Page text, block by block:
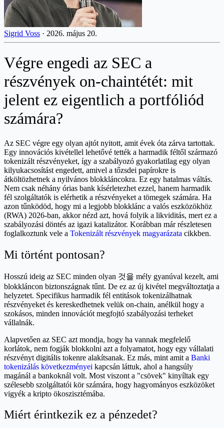
Sigrid Voss · 2026. május 20.
Végre engedi az SEC a
részvények on-chaintétét: mit
jelent ez eigentlich a portfóliód
számára?
Az SEC végre egy olyan ajtót nyitott, amit évek óta zárva tartottak.
Egy innovációs kivétellel lehetővé tették a harmadik féltől származó
tokenizált részvényeket, így a szabályozó gyakorlatilag egy olyan
kilyukacsosítást engedett, amivel a tőzsdei papírokre is
átköltözhetnek a nyilvános blokkláncokra. Ez egy hatalmas váltás.
Nem csak néhány órias bank kísérletezhet ezzel, hanem harmadik
fél szolgáltatók is elérhetik a részvényeket a tömegek számára. Ha
azon tűnködöd, hogy mi a legjobb blokklánc a valós eszközökhöz
(RWA) 2026-ban, akkor nézd azt, hová folyik a likviditás, mert ez a
szabályozási döntés az igazi katalizátor. Korábban már részletesen
foglalkoztunk vele a Tokenizált részvények magyarázata cikkben.
Mi történt pontosan?
Hosszú ideig az SEC minden olyan 것을 mély gyanúval kezelt, ami
blokkláncon biztonszágnak tűnt. De ez az új kivétel megváltoztatja a
helyzetet. Specifikus harmadik fél entitások tokenizálhatnak
részvényeket és kereskedhetnek velük on-chain, anélkül hogy a
szokásos, minden innovációt megfojtó szabályozási terheket
vállalnák.
Alapvetően az SEC azt mondja, hogy ha vannak megfelelő
korlátok, nem fogják blokkolni azt a folyamatot, hogy egy vállalati
részvényt digitális tokenre alakítsanak. Ez más, mint amit a Banki
tokenizálás következményei kapcsán láttuk, ahol a hangsúly
magánál a bankoknál volt. Most viszont a "csövek" kinyíltak egy
szélesebb szolgáltatói kör számára, hogy hagyományos eszközöket
vigyék a kripto ökoszisztémába.
Miért érintkezik ez a pénzedet?